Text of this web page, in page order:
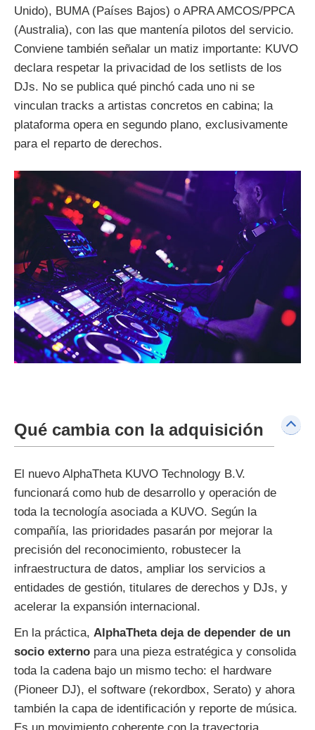
Unido), BUMA (Países Bajos) o APRA AMCOS/PPCA
(Australia), con las que mantenía pilotos del servicio.
Conviene también señalar un matiz importante: KUVO
declara respetar la privacidad de los setlists de los
DJs. No se publica qué pinchó cada uno ni se
vinculan tracks a artistas concretos en cabina; la
plataforma opera en segundo plano, exclusivamente
para el reparto de derechos.
Qué cambia con la adquisición
El nuevo AlphaTheta KUVO Technology B.V.
funcionará como hub de desarrollo y operación de
toda la tecnología asociada a KUVO. Según la
compañía, las prioridades pasarán por mejorar la
precisión del reconocimiento, robustecer la
infraestructura de datos, ampliar los servicios a
entidades de gestión, titulares de derechos y DJs, y
acelerar la expansión internacional.
En la práctica, AlphaTheta deja de depender de un
socio externo para una pieza estratégica y consolida
toda la cadena bajo un mismo techo: el hardware
(Pioneer DJ), el software (rekordbox, Serato) y ahora
también la capa de identificación y reporte de música.